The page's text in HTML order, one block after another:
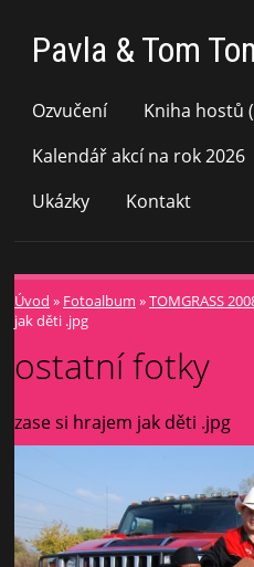
Pavla & Tom
Ozvučení
Kniha hostů
Kalendář akcí na rok 2026
Ukázky
Kontakt
Úvod » Fotoalbum »TOMGRASS
jak děti .jpg
ostatní fotky
zase si hrajem jak děti .jpg